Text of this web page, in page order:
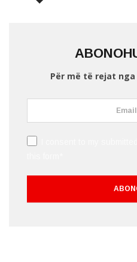
Për më të rejat